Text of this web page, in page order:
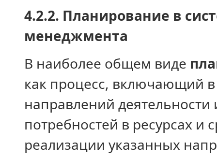
4.2.2. Планирование в
менеджмента
В наиболее общем виде
как процесс, вклю­чающий
направлений
потребностей в ресурсах и
реализации ука­занных